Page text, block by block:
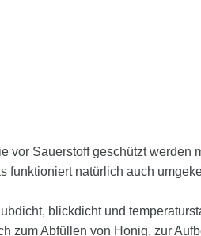
vor Sauerstoff geschützt
natürlich auch
blickdicht und
zum Abfüllen von Honig, zur